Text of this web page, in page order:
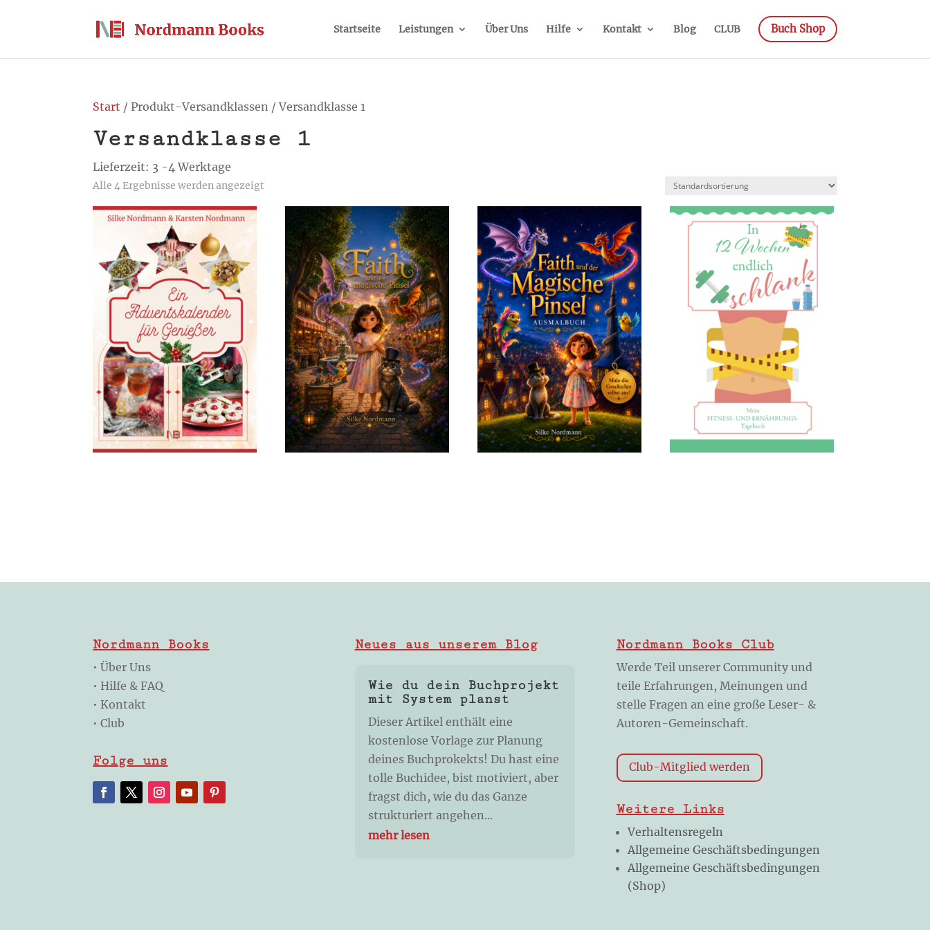
Startseite Leistungen Über Uns Hilfe Kontakt Blog CLUB Buch Shop
Start / Produkt-Versandklassen / Versandklasse 1
Versandklasse 1
Lieferzeit: 3 -4 Werktage
Alle 4 Ergebnisse werden angezeigt
Nordmann Books
•Über Uns
• Hilfe & FAQ
•Kontakt
•Club
Folge uns
Neues aus unserem Blog
Wie du dein Buchprojekt
mit System planst
Dieser Artikel enthält eine
kostenlose Vorlage zur Planung
deines Buchprokekts! Du hast eine
tolle Buchidee, bist motiviert, aber
fragst dich, wie du das Ganze
strukturiert angehen...
mehr lesen
Nordmann Books Club
Werde Teil unserer Community und
teile Erfahrungen, Meinungen und
stelle Fragen an eine große Leser- &
Autoren-Gemeinschaft.
Club-Mitglied werden
Weitere Links
Verhaltensregeln
Allgemeine Geschäftsbedingungen
Allgemeine Geschäftsbedingungen
(Shop)